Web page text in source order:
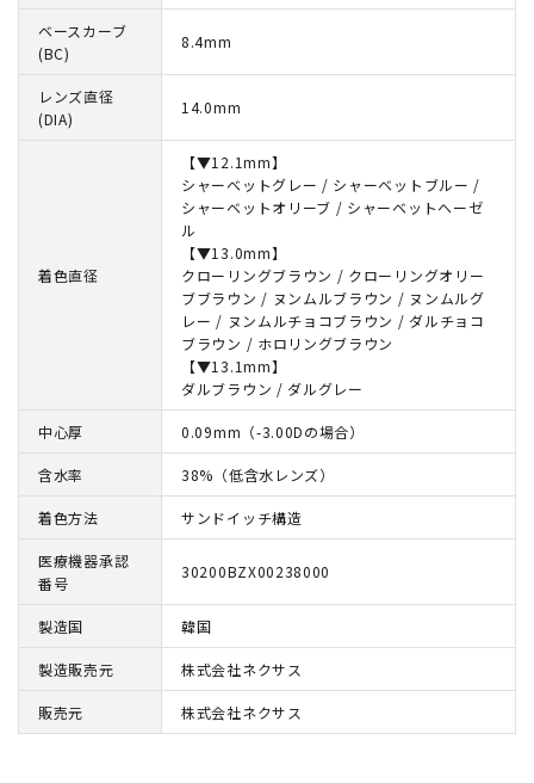
ベースカーブ
(BC)
8.4mm
レンズ直径
(DIA)
14.0mm
着色直径
【▼12.1mm】
シャーベットグレー / シャーベットブルー /
シャーベットオリーブ / シャーベットヘーゼ
ル
【▼13.0mm】
クローリングブラウン / クローリングオリー
ブブラウン / ヌンムルブラウン / ヌンムルグ
レー / ヌンムルチョコブラウン / ダルチョコ
ブラウン / ホロリングブラウン
【▼13.1mm】
ダルブラウン / ダルグレー
中心厚 0.09mm（-3.00Dの場合）
含水率 38%（低含水レンズ）
着色方法 サンドイッチ構造
医療機器承認
番号
30200BZX00238000
製造国 韓国
製造販売元 株式会社ネクサス
販売元 株式会社ネクサス